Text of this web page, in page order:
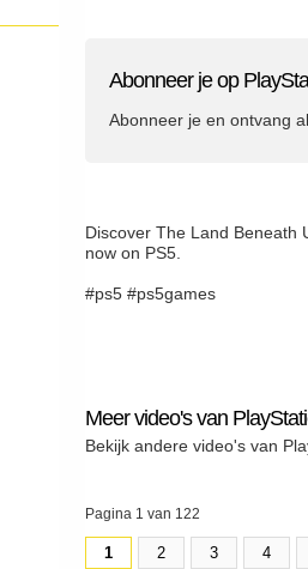
Abonneer je op
Abonneer je en ontvang
Discover The Land Beneath
now on PS5.
#ps5 #ps5games
Meer video's van
Bekijk andere video's van
Pagina 1 van 122
1 2 3 4